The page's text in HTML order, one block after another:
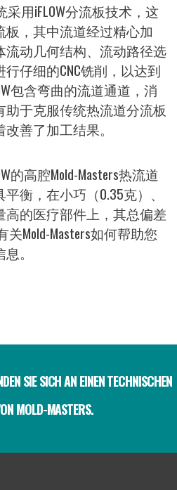
采用iFLOW分流板技术，这
，其中流道经过精心加
动几何结构、流动路径选
仔细的CNC铣削，以达到
包含弯曲的流道通道，消
于克服传统热流道分流板
善了加工结果。
的高腔Mold-Masters热流道
衡，在小巧（0.35克）、
的医疗部件上，其总偏差
关Mold-Masters如何帮助您
。
SIE SICH AN EINEN TECHNISCHEN
MOLD-MASTERS.